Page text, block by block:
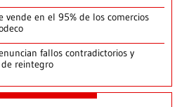
vende en el 95% de los comercios
fallos contradictorios y
reintegro